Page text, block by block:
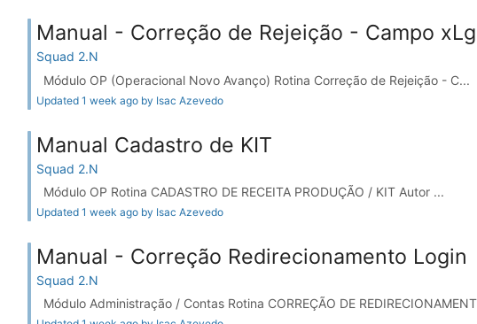
Manual - Correção de Rejeição - Campo
Squad 2.N
Módulo OP (Operacional Novo Avanço) Rotina Correção de Rejeição - C...
Updated 1 week ago by Isac Azevedo
Manual Cadastro de KIT
Squad 2.N
Módulo OP Rotina CADASTRO DE RECEITA PRODUÇÃO / KIT Autor ...
Updated 1 week ago by Isac Azevedo
Manual - Correção Redirecionamento Login
Squad 2.N
Módulo Administração / Contas Rotina CORREÇÃO DE